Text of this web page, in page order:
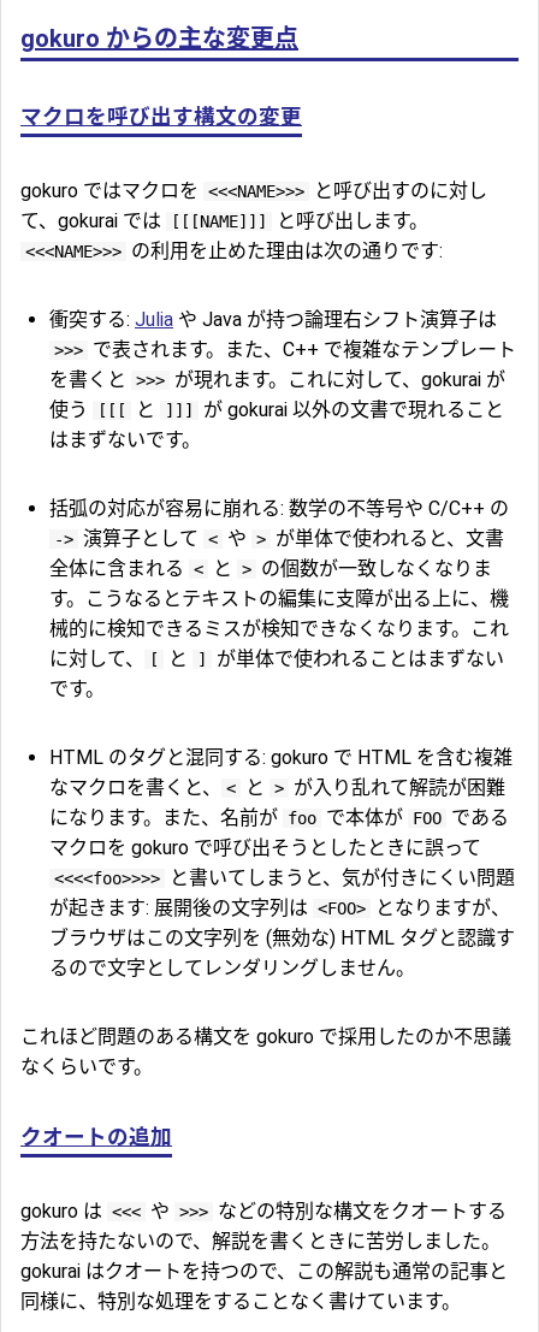
gokuro からの主な変更点
マクロを呼び出す構文の変更
gokuro ではマクロを <<<NAME>>>
と呼び出すのに対し
て、gokurai では
[[[NAME]]] と呼び出します。
<<<NAME>>> の利用を止めた理由は次の通りです:
衝突する: Julia や Java が持つ論理右シフト演算子は
>>> で表されます。また、C++ で複雑なテンプレート
を書くと
>>> が現れます。これに対して、gokurai が
使う
[[[ と ]]]
が gokurai 以外の文書で現れること
はまずないです。
括弧の対応が容易に崩れる: 数学の不等号や C/C++ の
-> 演算子として < や > が単体で使われると、文書
全体に含まれる
< と > の個数が一致しなくなりま
す。こうなるとテキストの編集に支障が出る上に、機
械的に検知できるミスが検知できなくなります。これ
に対して、
[ と ]
が単体で使われることはまずない
です。
HTML のタグと混同する: gokuro で HTML を含む複雑
なマクロを書くと、
< と > が入り乱れて解読が困難
になります。また、名前が foo で本体が FOO である
マクロを gokuro で呼び出そうとしたときに誤って
<<<<foo>>>>
と書いてしまうと、気が付きにくい問題
が起きます: 展開後の文字列は <FOO>
となりますが、
ブラウザはこの文字列を (無効な) HTML タグと認識す
るので文字としてレンダリングしません。
これほど問題のある構文を gokuro で採用したのか不思議
なくらいです。
クオートの追加
gokuro は <<< や >>> などの特別な構文をクオートする
方法を持たないので、解説を書くときに苦労しました。
gokurai はクオートを持つので、この解説も通常の記事と
同様に、特別な処理をすることなく書けています。